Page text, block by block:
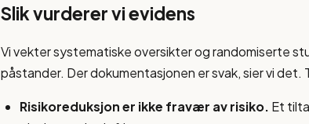
Slik vurderer vi evidens
Vi vekter systematiske oversikter og randomiserte
påstander. Der dokumentasjonen er svak, sier vi det.
Risikoreduksjon er ikke fravær av risiko. Et